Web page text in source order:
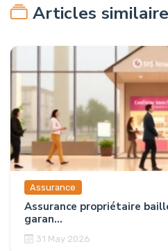
Articles
Assurance
Assurance propriétaire
garan...
31 May 2026